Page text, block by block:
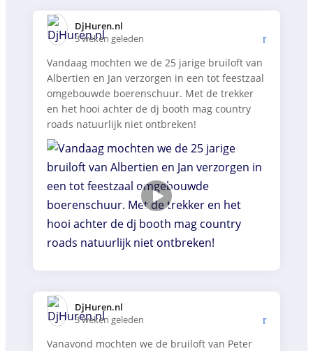
DjHuren.nl️
3 weken geleden
Vandaag mochten we de 25 jarige bruiloft van
Albertien en Jan verzorgen in een tot feestzaal
omgebouwde boerenschuur. Met de trekker
en het hooi achter de dj booth mag country
roads natuurlijk niet ontbreken!
DjHuren.nl️
3 weken geleden
Vanavond mochten we de bruiloft van Peter